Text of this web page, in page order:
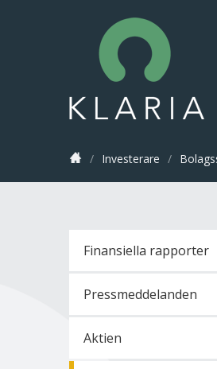
/ Investerare /
Finansiella rapporter
Pressmeddelanden
Aktien